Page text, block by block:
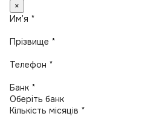
×
Имʼя *
Прізвище *
Телефон *
Банк *
Кількість місяців *